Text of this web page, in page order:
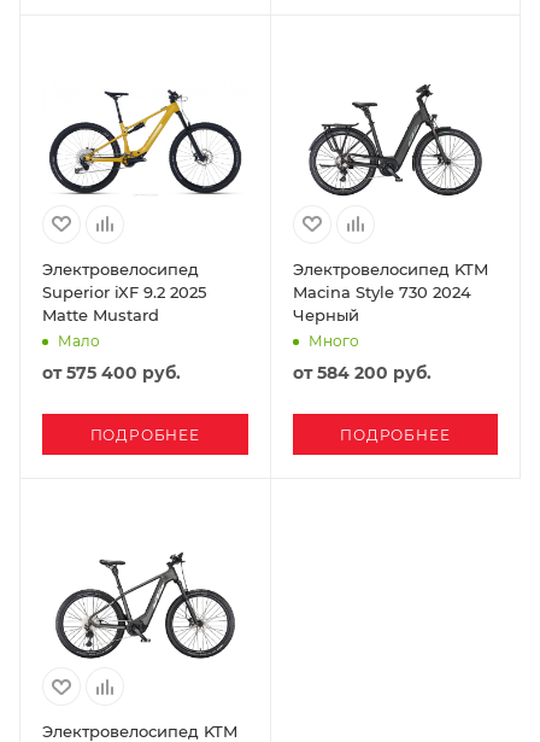
Электровелосипед
Superior iXF 9.2 2025
Matte Mustard
Мало
от575 400 руб.
ПОДРОБНЕЕ
Электровелосипед KTM
Macina Style 730 2024
Черный
Много
от584 200 руб.
ПОДРОБНЕЕ
Электровелосипед KTM